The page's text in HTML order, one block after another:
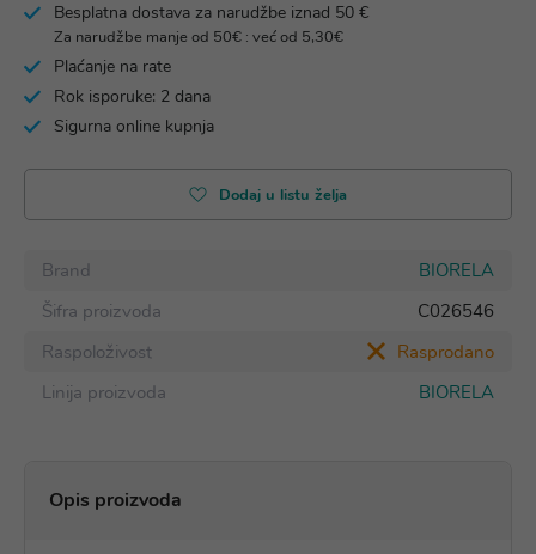
Besplatna dostava za narudžbe iznad 50 €
Za narudžbe manje od 50€ : već od 5,30€
Plaćanje na rate
Rok isporuke: 2 dana
Sigurna online kupnja
Dodaj u listu želja
Brand
BIORELA
Šifra proizvoda
C026546
Raspoloživost
Rasprodano
Linija proizvoda
BIORELA
Opis proizvoda